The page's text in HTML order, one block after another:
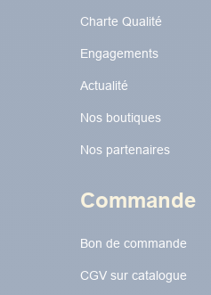
Charte Qualité
Engagements
Actualité
Nos boutiques
Nos partenaires
Commande
Bon de commande
CGV sur catalogue